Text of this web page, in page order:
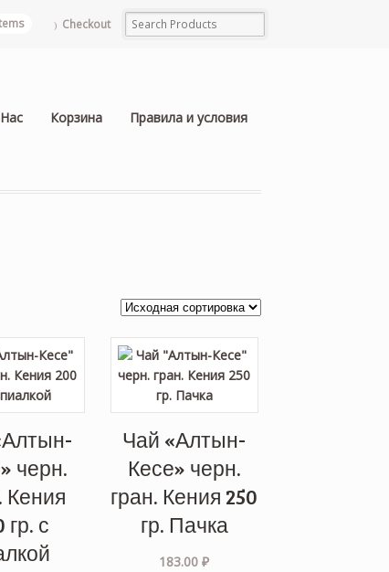
Checkout
Корзина Правила и условия
черн.
Кения
гр. с
Чай «Алтын-
Кесе» черн.
гран. Кения 250
гр. Пачка
183.00₽